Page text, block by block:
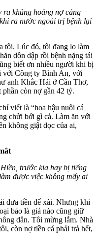
ra khủng hoảng nợ càng
ra nước ngoài trị bệnh lại
tôi. Lúc đó, tôi đang lo làm
dồn dập rồi bệnh nặng tái
biết ơn nhiều người khi bị
với Công ty Bình An, với
anh Khắc Hải ở Cần Thơ,
còn nợ gần 42 tỷ.
viết là “hoa hậu nuôi cá
chửi bới gì cả. Làm ăn với
không giật dọc của ai,
trước kia hay bị tiếng
được việc không mấy ai
đưa tiền để xài. Nhưng khi
bảo là giá nào cũng giữ
dân. Tôi mừng lắm. Nhà
còn nợ tiền cá phải trả hết,